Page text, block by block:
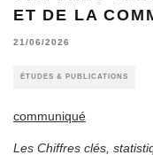
ET DE LA
21/06/2026
ÉTUDES & PUBLICATIONS
communiqué
Les Chiffres clés,